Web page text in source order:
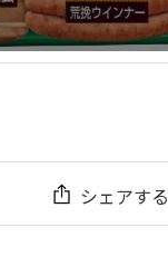
シェアする